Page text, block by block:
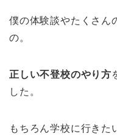
僕の体験談やたくさん
の。
正しい不登校のやり方
した。
もちろん学校に行きた